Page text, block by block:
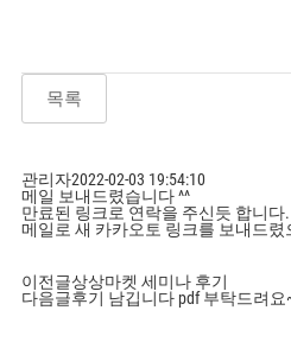
목록
관리자2022-02-03 19:54:10
메일 보내드렸습니다 ^^
만료된 링크로 연락을 주신듯 합니다.
메일로 새 카카오토 링크를 보내드
이전글상상마켓 세미나 후기
다음글후기 남깁니다 pdf 부탁드려요